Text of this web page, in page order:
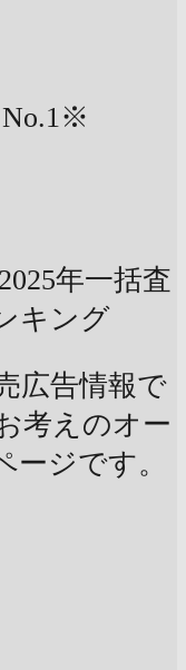
No.1※
年一括査
キング
広告情報で
考えのオー
ージです。